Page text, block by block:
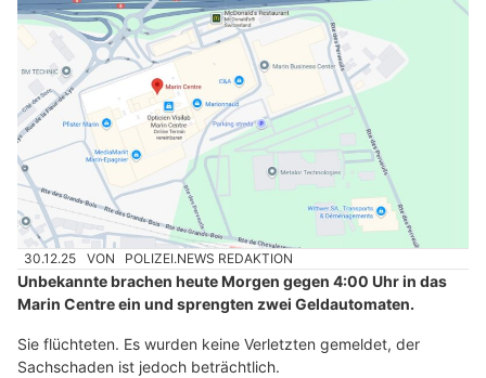
30.12.25 VON POLIZEI.NEWS REDAKTION
Unbekannte brachen heute Morgen gegen 4:00 Uhr in das
Marin Centre ein und sprengten zwei Geldautomaten.
Sie flüchteten. Es wurden keine Verletzten gemeldet, der
Sachschaden ist jedoch beträchtlich.